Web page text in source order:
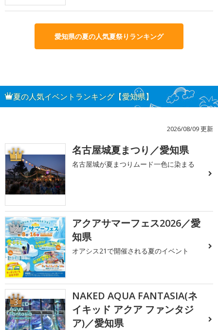
愛知県の夏の人気夏祭りランキング
夏の人気イベントランキング【愛知県】
2026/08/09 更新
1 名古屋城夏まつり／愛知県
名古屋城が夏まつりムード一色に染まる
2
アクアサマーフェス2026／愛
知県
オアシス21で開催される夏のイベント
3
NAKED AQUA FANTASIA(ネ
イキッド アクア ファンタジ
ア)／愛知県